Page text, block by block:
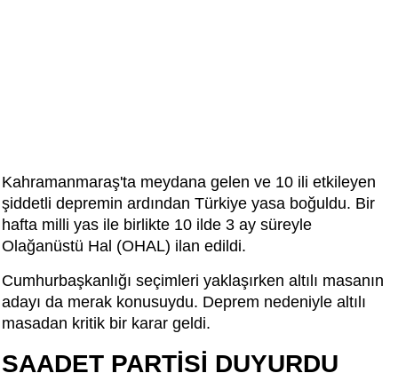
Kahramanmaraş'ta meydana gelen ve 10 ili etkileyen
şiddetli depremin ardından Türkiye yasa boğuldu. Bir
hafta milli yas ile birlikte 10 ilde 3 ay süreyle
Olağanüstü Hal (OHAL) ilan edildi.
Cumhurbaşkanlığı seçimleri yaklaşırken altılı masanın
adayı da merak konusuydu. Deprem nedeniyle altılı
masadan kritik bir karar geldi.
SAADET PARTİSİ DUYURDU